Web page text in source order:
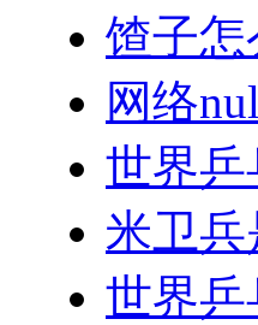
馇子怎
网络
世界乒
米卫兵
世界乒